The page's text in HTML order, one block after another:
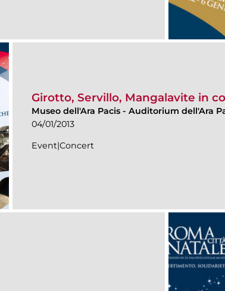
Girotto, Servillo, Mangalavite in
Museo dell'Ara Pacis - Auditorium dell'Ara
04/01/2013
Event|Concert